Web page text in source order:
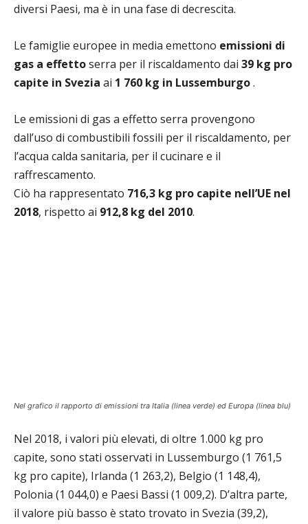
diversi Paesi, ma è in una fase di decrescita.
Le famiglie europee in media emettono emissioni di
gas a effettoserra per il riscaldamento dai 39 kg pro
capite in Svezia ai 1 760 kg in Lussemburgo.
Le emissioni di gas a effetto serra provengono
dall’uso di combustibili fossili per il riscaldamento, per
l’acqua calda sanitaria, per il cucinare e il
raffrescamento.
Ciò ha rappresentato 716,3 kg pro capite nell’UE nel
2018, rispetto ai 912,8 kg del 2010.
Nel grafico il rapporto di emissioni tra Italia (linea verde) ed Europa (linea blu)
Nel 2018, i valori più elevati, di oltre 1.000 kg pro
capite, sono stati osservati in Lussemburgo (1 761,5
kg pro capite), Irlanda (1 263,2), Belgio (1 148,4),
Polonia (1 044,0) e Paesi Bassi (1 009,2). D’altra parte,
il valore più basso è stato trovato in Svezia (39,2),